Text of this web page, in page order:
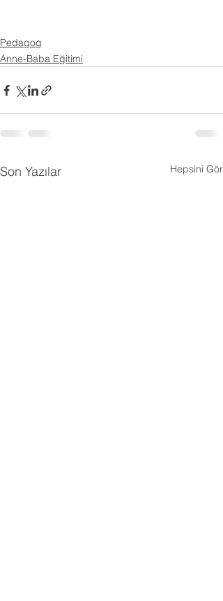
Pedagog
Anne-Baba Eğitimi
Son Yazılar Hepsini Gör